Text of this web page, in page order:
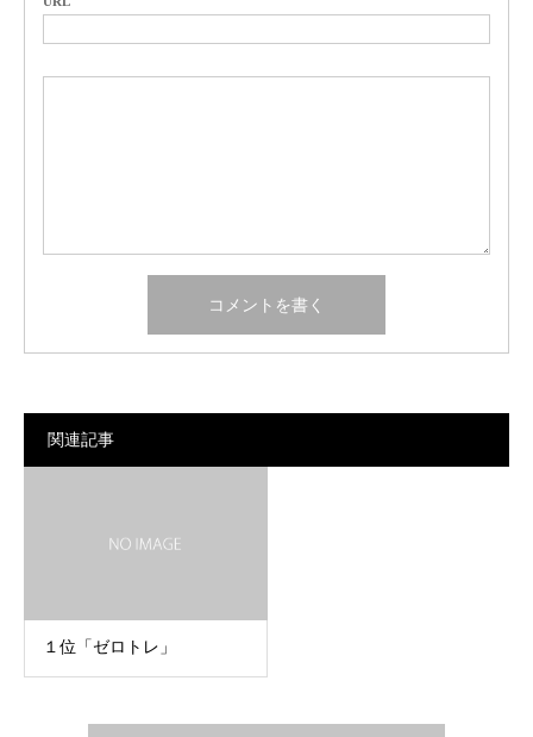
関連記事
１位「ゼロトレ」